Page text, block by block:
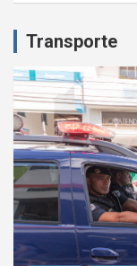
Transporte